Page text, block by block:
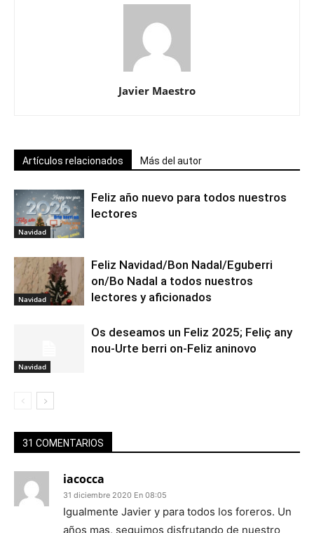
Javier Maestro
Artículos relacionados Más del autor
Navidad
Feliz año nuevo para todos nuestros
lectores
Navidad
Feliz Navidad/Bon Nadal/Eguberri
on/Bo Nadal a todos nuestros
lectores y aficionados
Navidad
Os deseamos un Feliz 2025; Feliç any
nou-Urte berri on-Feliz aninovo
31 COMENTARIOS
iacocca
31 diciembre 2020 En 08:05
Igualmente Javier y para todos los foreros. Un
años mas, seguimos disfrutando de nuestro